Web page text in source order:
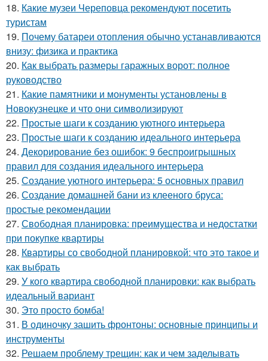
18. Какие музеи Череповца рекомендуют посетить
туристам
19. Почему батареи отопления обычно устанавливаются
внизу: физика и практика
20. Как выбрать размеры гаражных ворот: полное
руководство
21. Какие памятники и монументы установлены в
Новокузнецке и что они символизируют
22. Простые шаги к созданию уютного интерьера
23. Простые шаги к созданию идеального интерьера
24. Декорирование без ошибок: 9 беспроигрышных
правил для создания идеального интерьера
25. Создание уютного интерьера: 5 основных правил
26. Создание домашней бани из клееного бруса:
простые рекомендации
27. Свободная планировка: преимущества и недостатки
при покупке квартиры
28. Квартиры со свободной планировкой: что это такое и
как выбрать
29. У кого квартира свободной планировки: как выбрать
идеальный вариант
30. Это просто бомба!
31. В одиночку зашить фронтоны: основные принципы и
инструменты
32. Решаем проблему трещин: как и чем заделывать